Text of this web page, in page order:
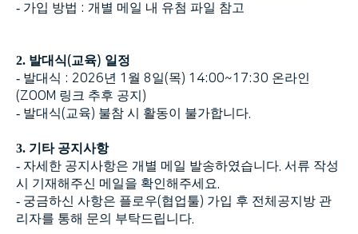
- 가입 방법 : 개별 메일 내 유첨 파일 참고
2. 발대식(교육) 일정
- 발대식 : 2026년 1 월 8일(목) 14:00~17:30 온라인
(ZOOM 링크 추후 공지 )
- 발대식(교육) 불참 시 활동이 불가합니다.
3. 기타 공지사항
- 자세한 공지사항은 개별 메일 발송하였습니다. 서류 작성
시 기재해주신 메일을 확인해주세요.
- 궁금하신 사항은 플로우(협업툴) 가입 후 전체공지방 관
리자를 통해 문의 부탁드립니다.